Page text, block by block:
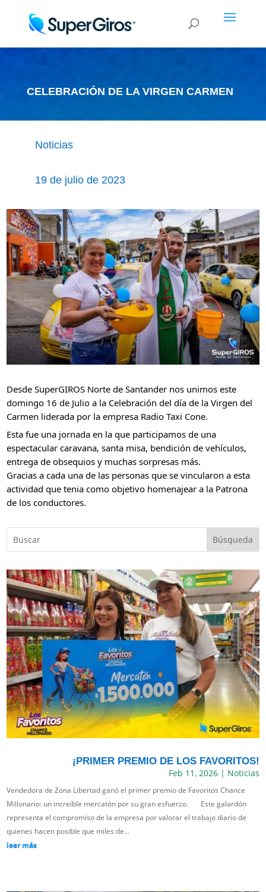
CELEBRACIÓN DE LA VIRGEN CARMEN
Noticias
19 de julio de 2023
Desde SuperGIROS Norte de Santander nos unimos este
domingo 16 de Julio a la Celebración del día de la Virgen del
Carmen liderada por la empresa Radio Taxi Cone.
Esta fue una jornada en la que participamos de una
espectacular caravana, santa misa, bendición de vehículos,
entrega de obsequios y muchas sorpresas más.
Gracias a cada una de las personas que se vincularon a esta
actividad que tenia como objetivo homenajear a la Patrona
de los conductores.
¡PRIMER PREMIO DE LOS FAVORITOS!
Feb 11, 2026| Noticias
Vendedora de Zona Libertad ganó el primer premio de Favoritos Chance
Millonario: un increíble mercatón por su gran esfuerzo. Este galardón
representa el compromiso de la empresa por valorar el trabajo diario de
quienes hacen posible que miles de...
leer más